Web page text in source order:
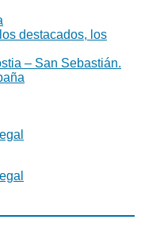
destacados, los
– San Sebastián.